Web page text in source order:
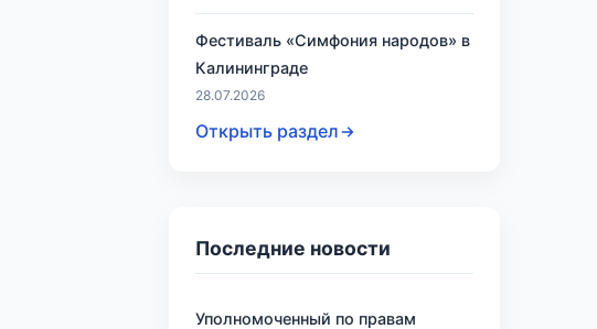
Фестиваль «Симфония народов» в
Калининграде
28.07.2026
Открыть раздел
Последние новости
Уполномоченный по правам